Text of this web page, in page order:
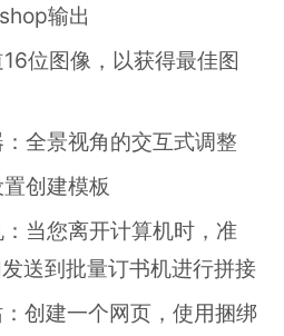
输出
位图像，以获得最佳图
全景视角的交互式调整
创建模板
当您离开计算机时，准
送到批量订书机进行拼接
建一个网页，使用捆绑